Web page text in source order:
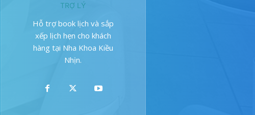
TRỢ LÝ
Hỗ trợ book lịch và sắp
xếp lịch hẹn cho khách
hàng tại Nha Khoa Kiều
Nhịn.